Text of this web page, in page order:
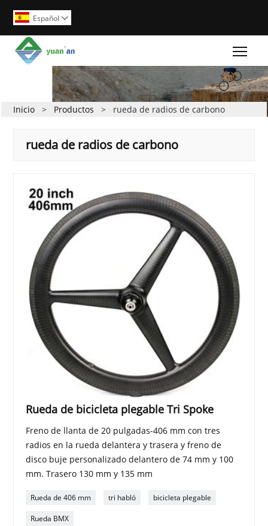
Español 
Inicio > Productos > rueda de radios de carbono
rueda de radios de carbono
Rueda de bicicleta plegable Tri Spoke
Freno de llanta de 20 pulgadas-406 mm con tres
radios en la rueda delantera y trasera y freno de
disco buje personalizado delantero de 74 mm y 100
mm. Trasero 130 mm y 135 mm
Rueda de 406 mm tri habló bicicleta plegable
Rueda BMX